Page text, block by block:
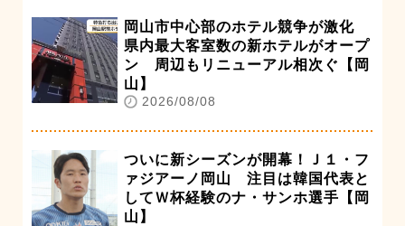
岡山市中心部のホテル競争が激化
県内最大客室数の新ホテルがオープ
ン 周辺もリニューアル相次ぐ【岡
山】
2026/08/08
ついに新シーズンが開幕！Ｊ１・フ
ァジアーノ岡山 注目は韓国代表と
してＷ杯経験のナ・サンホ選手【岡
山】